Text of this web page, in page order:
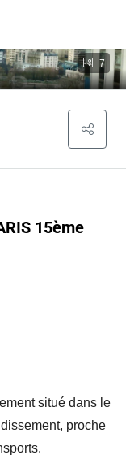
7
15ème
situé dans le
proche